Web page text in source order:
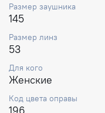
Размер заушника
145
Размер линз
53
Для кого
Женские
Код цвета оправы